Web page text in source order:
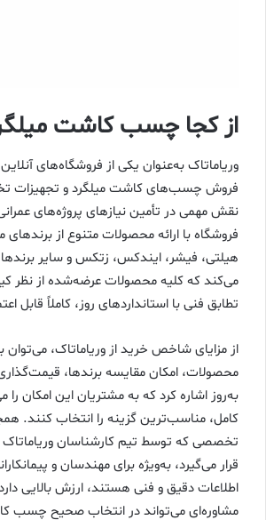
از کجا چسب کاشت
وریاماتاک به‌عنوان یکی از فروشگاه‌های
فروش چسب‌های کاشت میلگرد و تجهیزات
نقش مهمی در تأمین نیازهای پروژه‌های
فروشگاه با ارائه محصولات متنوع از برندهای
هیلتی، فیشر، ایندکس، زتکس و سایر
می‌کند که کلیه محصولات عرضه‌شده از نظر
تطابق فنی با استانداردهای روز، کاملاً قابل
از مزایای شاخص خرید از وریاماتاک، می‌توان
محصولات، امکان مقایسه برندها،
به‌روز اشاره کرد که به مشتریان این امکان را
کامل، مناسب‌ترین گزینه را انتخاب کنند.
تخصصی که توسط تیم کارشناسان وریاماتاک
قرار می‌گیرد، به‌ویژه برای مهندسان و
اطلاعات دقیق و فنی هستند، ارزش بالایی
مشاوره‌ای می‌تواند در انتخاب صحیح چسب